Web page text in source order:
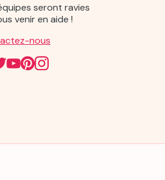
seront ravies
venir en aide !
nous